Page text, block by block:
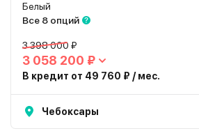
Белый
Все 8 опций
3 398 000 ₽
3 058 200 ₽
В кредит от 49 760 ₽ / мес.
Чебоксары